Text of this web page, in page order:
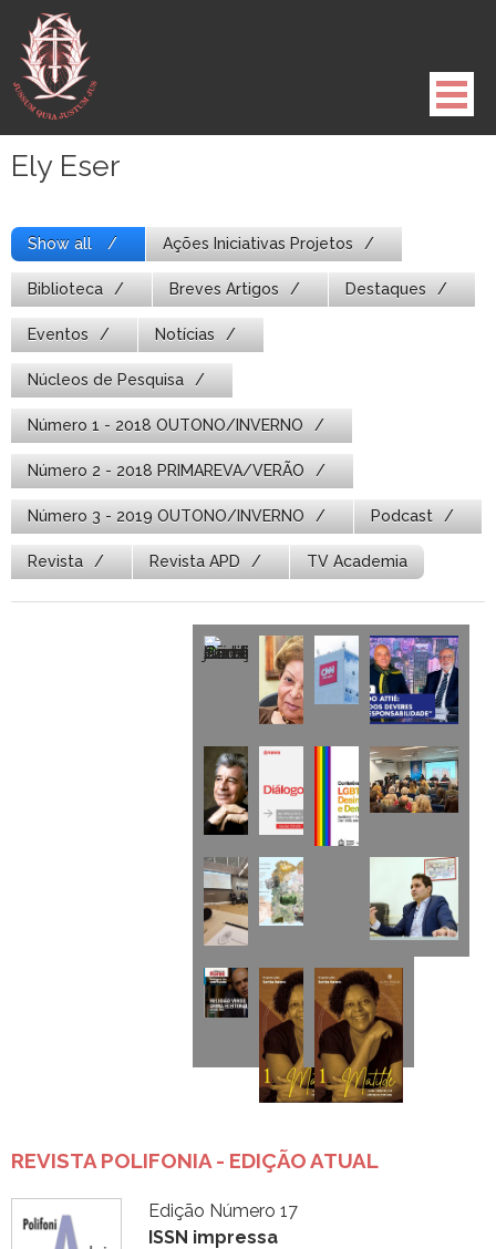
para
conteúdo
Ely Eser
Show all Ações Iniciativas Projetos
Biblioteca Breves Artigos Destaques
Eventos Notícias
Núcleos de Pesquisa
Número 1 - 2018 OUTONO/INVERNO
Número 2 - 2018 PRIMAREVA/VERÃO
Número 3 - 2019 OUTONO/INVERNO Podcast
Revista Revista APD TV Academia
REVISTA POLIFONIA - EDIÇÃO ATUAL
Edição Número 17
ISSN impressa